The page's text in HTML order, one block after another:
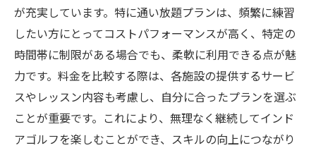
が充実しています。特に通い放題プランは、頻繁に練習
したい方にとってコストパフォーマンスが高く、特定の
時間帯に制限がある場合でも、柔軟に利用できる点が魅
力です。料金を比較する際は、各施設の提供するサービ
スやレッスン内容も考慮し、自分に合ったプランを選ぶ
ことが重要です。これにより、無理なく継続してインド
アゴルフを楽しむことができ、スキルの向上につながり